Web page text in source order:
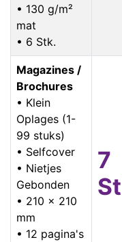
• 130 g/m²
mat
• 6 Stk.
Magazines /
Brochures
• Klein
Oplages (1-
99 stuks)
• Selfcover
• Nietjes
Gebonden
• 210 x 210
mm
• 12 pagina's
7